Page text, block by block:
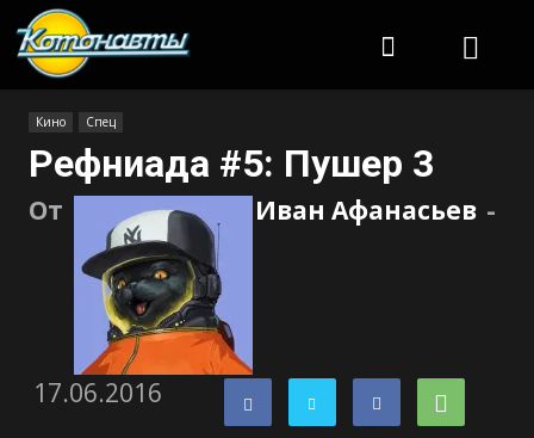
Кино Спец
Рефниада #5: Пушер 3
От Иван Афанасьев -
17.06.2016